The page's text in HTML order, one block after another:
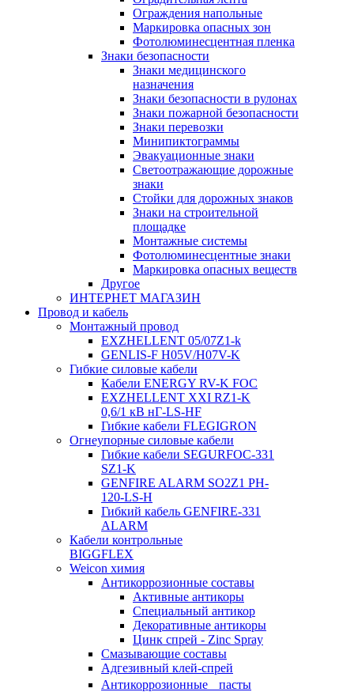
Ограждения напольные
Маркировка опасных зон
Фотолюминесцентная пленка
Знаки безопасности
Знаки медицинского
назначения
Знаки безопасности в рулонах
Знаки пожарной безопасности
Знаки перевозки
Минипиктограммы
Эвакуационные знаки
Светоотражающие дорожные
знаки
Стойки для дорожных знаков
Знаки на строительной
площадке
Монтажные системы
Фотолюминесцентные знаки
Маркировка опасных веществ
Другое
ИНТЕРНЕТ МАГАЗИН
Провод и кабель
Монтажный провод
EXZHELLENT 05/07Z1-k
GENLIS-F Н05V/H07V-K
Гибкие силовые кабели
Кабели ENERGY RV-K FOC
EXZHELLENT XXI RZ1-K
0,6/1 кВ нГ-LS-HF
Гибкие кабели FLEGIGRON
Огнеупорные силовые кабели
Гибкие кабели SEGURFOC-331
SZ1-K
GENFIRE ALARM SO2Z1 PH-
120-LS-H
Гибкий кабель GENFIRE-331
ALARM
Кабели контрольные
BIGGFLEX
Weicon химия
Антикоррозионные составы
Активные антикоры
Специальный антикор
Декоративные антикоры
Цинк спрей - Zinc Spray
Смазывающие составы
Адгезивный клей-спрей
Антикоррозионные пасты